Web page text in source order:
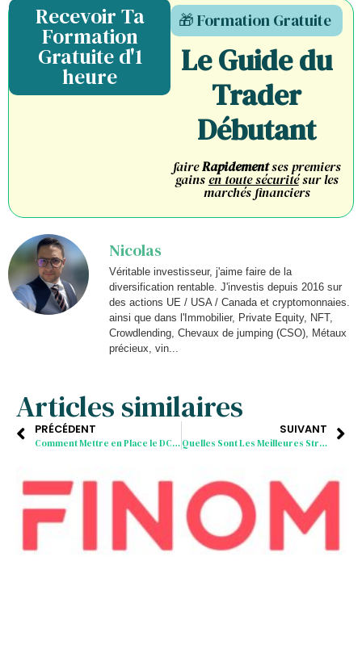
Recevoir Ta
Formation
Gratuite d'1
heure
🎁 Formation Gratuite
Le Guide du
Trader
Débutant
faireRapidementses premiers
gainsen toute sécuritésur les
marchés financiers
Nicolas
Véritable investisseur, j'aime faire de la
diversification rentable. J'investis depuis 2016 sur
des actions UE / USA / Canada et cryptomonnaies.
ainsi que dans l'Immobilier, Private Equity, NFT,
Crowdlending, Chevaux de jumping (CSO), Métaux
précieux, vin...
Articles similaires
PRÉCÉDENT
Comment Mettre en Place le DCA : La Technique Infaillible pour Gagner Gros en Bourse avec le Dollar Cost Averaging
SUIVANT
Quelles Sont Les Meilleures Stratégies De Trading Pour Le Swing Trading ?